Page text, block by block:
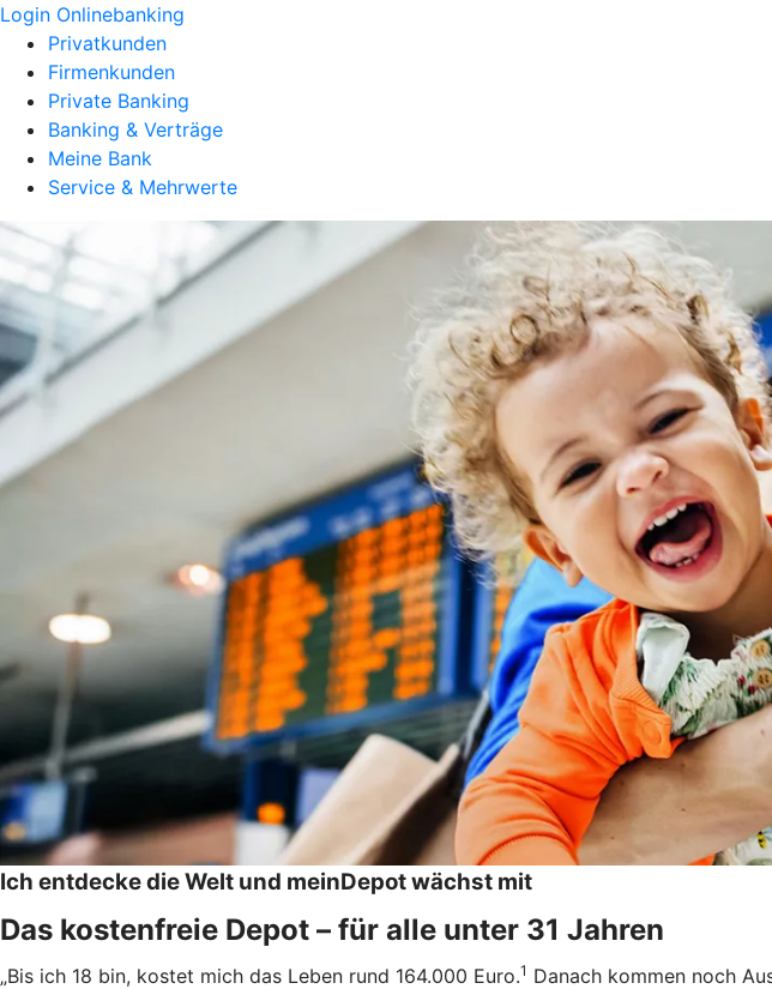
Login Onlinebanking
Privatkunden
Firmenkunden
Private Banking
Banking & Verträge
Meine Bank
Service & Mehrwerte
Ich entdecke die Welt und meinDepot wächst mit
Das kostenfreie Depot – für alle unter 31 Jahren
„Bis ich 18 bin, kostet mich das Leben rund 164.000 Euro.1 Danach kommen noch